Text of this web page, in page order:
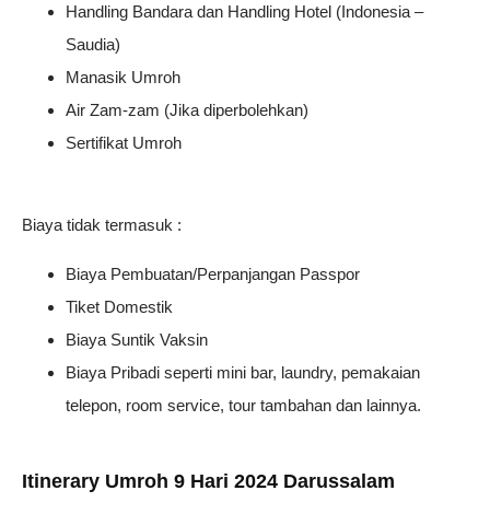
Handling Bandara dan Handling Hotel (Indonesia –
Saudia)
Manasik Umroh
Air Zam-zam (Jika diperbolehkan)
Sertifikat Umroh
Biaya tidak termasuk :
Biaya Pembuatan/Perpanjangan Passpor
Tiket Domestik
Biaya Suntik Vaksin
Biaya Pribadi seperti mini bar, laundry, pemakaian
telepon, room service, tour tambahan dan lainnya.
Itinerary Umroh 9 Hari 2024 Darussalam